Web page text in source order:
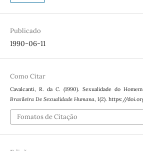
Publicado
1990-06-11
Como Citar
Cavalcanti, R. da C. (1990). Sexualidade do
Brasileira De Sexualidade Humana, 1(2). https://
Fomatos de Citação